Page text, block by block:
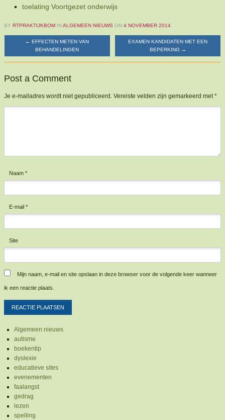
toelating Voortgezet onderwijs
BY RTPRAKTIJKBOM INALGEMEEN NIEUWS ON 4 NOVEMBER 2014
← EFFECTEN METEN VAN
BEHANDELINGEN
EXAMEN KANDIDATEN MET EEN
BEPERKING →
Post a Comment
Je e-mailadres wordt niet gepubliceerd. Vereiste velden zijn gemarkeerd met*
Naam *
E-mail *
Site
Mijn naam, e-mail en site opslaan in deze browser voor de volgende keer wanneer
ik een reactie plaats.
Algemeen nieuws
autisme
boekentip
dyslexie
educatieve sites
evenementen
faalangst
gedrag
lezen
spelling